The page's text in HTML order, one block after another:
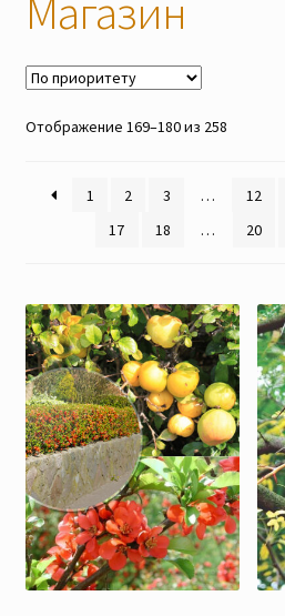
Оформление заказа
Мой аккаунт
Отправить сообщение
Мы в соцсетях
Скидки
Магазин
Отображение 169–180 из 258
1 2 3 … 12
17
18 … 20